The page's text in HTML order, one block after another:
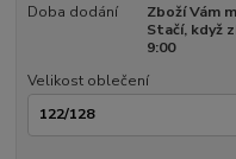
Doba dodání
Zboží Vám
Stačí, když
9:00
Velikost oblečení